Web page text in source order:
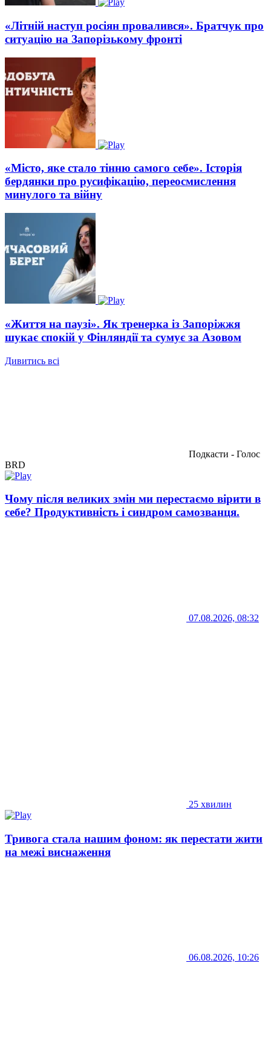
«Літній наступ росіян провалився». Братчук про
ситуацію на Запорізькому фронті
«Місто, яке стало тінню самого себе». Історія
бердянки про русифікацію, переосмислення
минулого та війну
«Життя на паузі». Як тренерка із Запоріжжя
шукає спокій у Фінляндії та сумує за Азовом
Дивитись всі
Подкасти - Голос
BRD
Чому після великих змін ми перестаємо вірити в
себе? Продуктивність і синдром самозванця.
07.08.2026, 08:32
25 хвилин
Тривога стала нашим фоном: як перестати жити
на межі виснаження
06.08.2026, 10:26